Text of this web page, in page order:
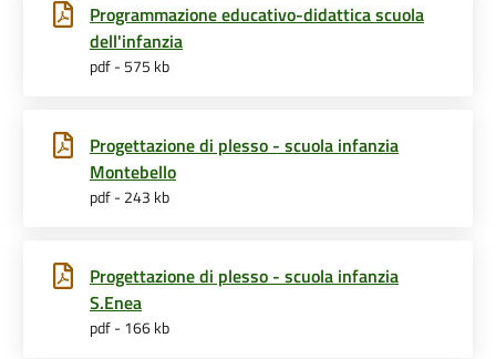
Programmazione educativo-didattica scuola
dell'infanzia
pdf - 575 kb
Progettazione di plesso - scuola infanzia
Montebello
pdf - 243 kb
Progettazione di plesso - scuola infanzia
S.Enea
pdf - 166 kb